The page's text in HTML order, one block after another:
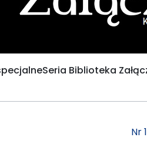
Seria Biblioteka
Nr